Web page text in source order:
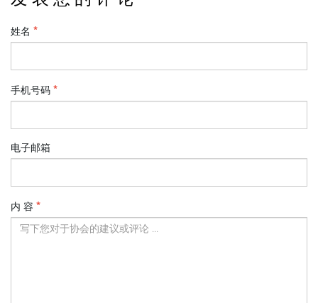
姓名
手机号码
电子邮箱
内 容